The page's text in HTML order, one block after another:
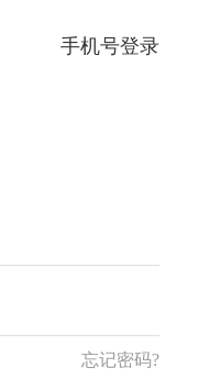
手机号登录
忘记密码?